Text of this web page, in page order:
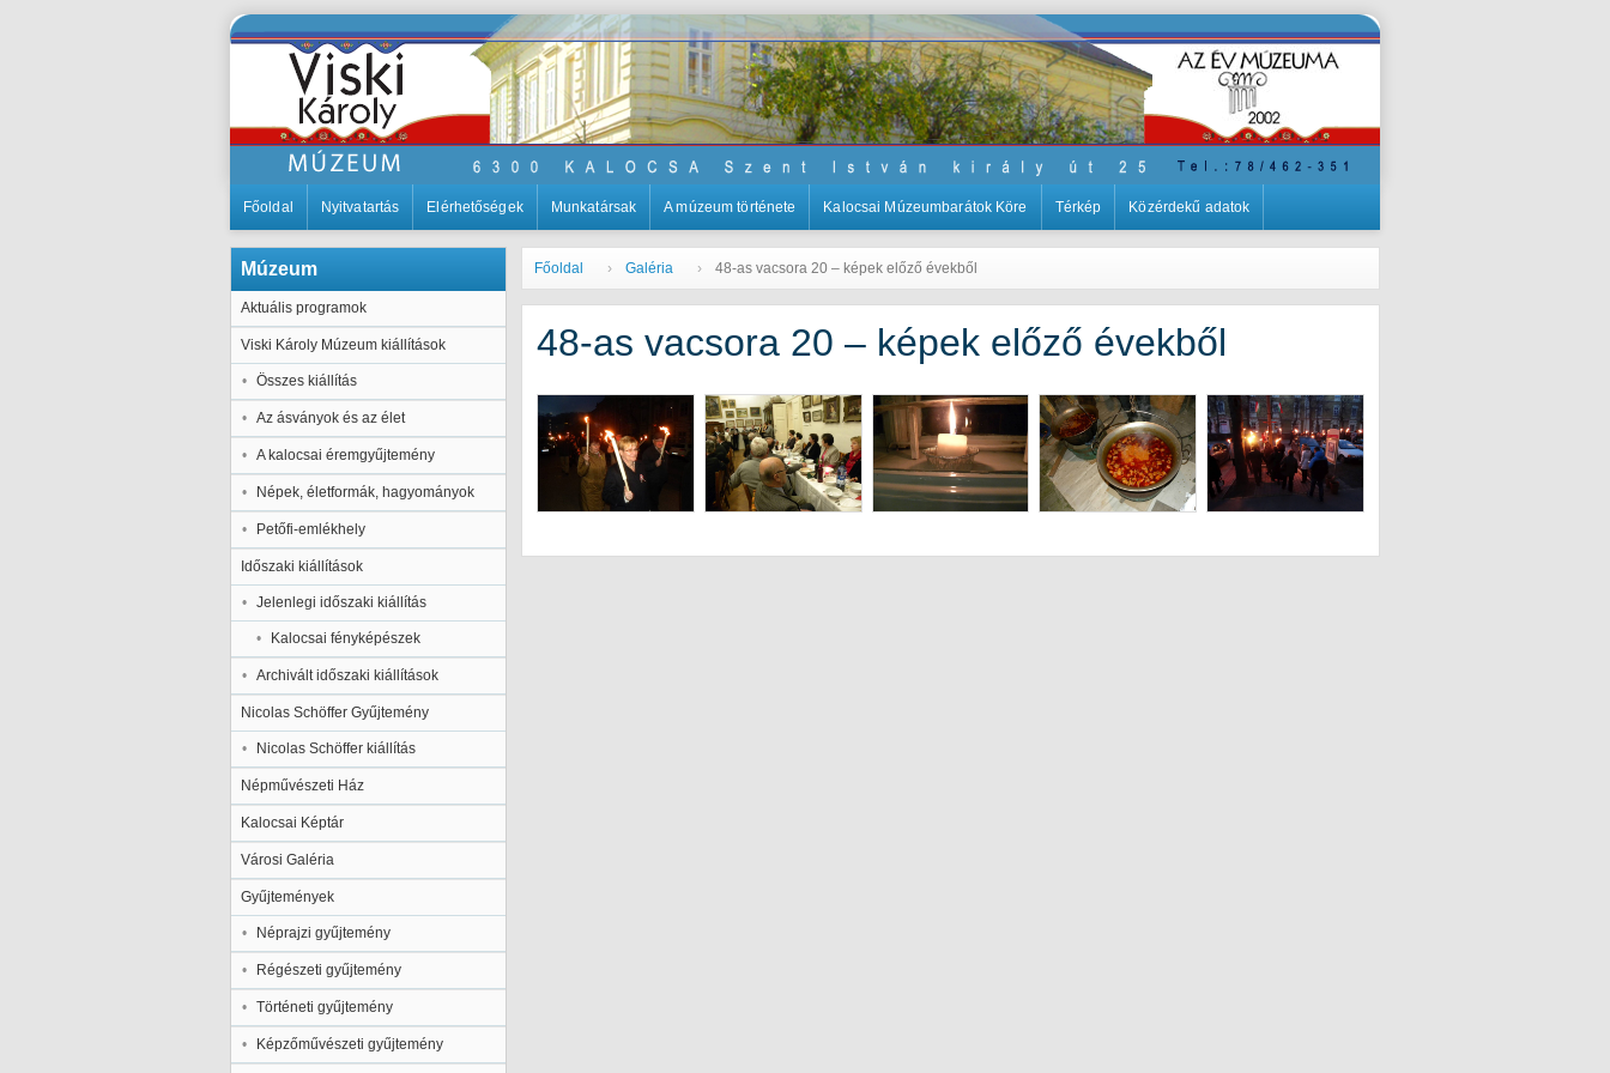
Főoldal Nyitvatartás Elérhetőségek Munkatársak A múzeum története Kalocsai Múzeumbarátok Köre Térkép Közérdekű adatok
Múzeum
Aktuális programok
Viski Károly Múzeum kiállítások
Összes kiállítás
Az ásványok és az élet
A kalocsai éremgyűjtemény
Népek, életformák, hagyományok
Petőfi-emlékhely
Időszaki kiállítások
Jelenlegi időszaki kiállítás
Kalocsai fényképészek
Archivált időszaki kiállítások
Nicolas Schöffer Gyűjtemény
Nicolas Schöffer kiállítás
Népművészeti Ház
Kalocsai Képtár
Városi Galéria
Gyűjtemények
Néprajzi gyűjtemény
Régészeti gyűjtemény
Történeti gyűjtemény
Képzőművészeti gyűjtemény
Főoldal Galéria 48-as vacsora 20 – képek előző évekből
48-as vacsora 20 – képek előző évekből